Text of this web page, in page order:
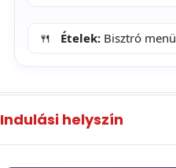
🍴 Ételek: Bisztró menü
Indulási helyszín